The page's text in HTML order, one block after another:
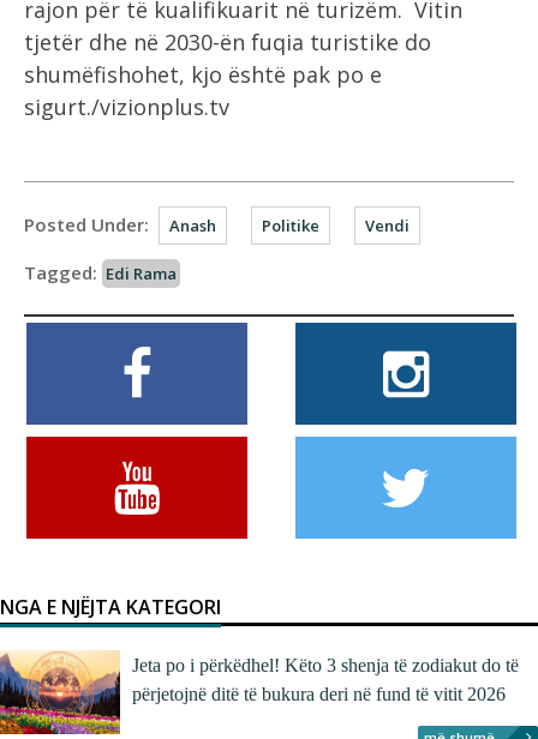
rajon për të kualifikuarit në turizëm. Vitin
tjetër dhe në 2030-ën fuqia turistike do
shumëfishohet, kjo është pak po e
sigurt./vizionplus.tv
Posted Under: Anash Politike Vendi
Tagged: Edi Rama
NGA E NJËJTA KATEGORI
Jeta po i përkëdhel! Këto 3 shenja të zodiakut do të
përjetojnë ditë të bukura deri në fund të vitit 2026